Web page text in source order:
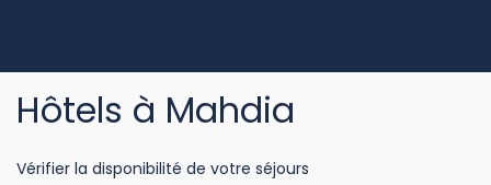
Hôtels à Mahdia
Vérifier la disponibilité de votre séjours